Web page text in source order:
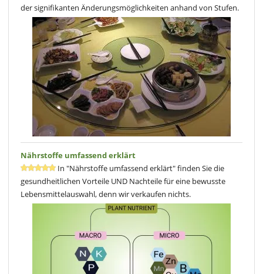
der signifikanten Änderungsmöglichkeiten anhand von Stufen.
Nährstoffe umfassend erklärt
In "Nährstoffe umfassend erklärt" finden Sie die
gesundheitlichen Vorteile UND Nachteile für eine bewusste
Lebensmittelauswahl, denn wir verkaufen nichts.